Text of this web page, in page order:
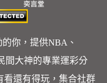
你，提供NBA、
間大神的專業運彩分
看還有得玩，集合社群